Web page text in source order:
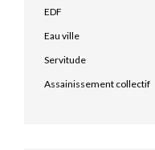
EDF
Eau ville
Servitude
Assainissement collectif